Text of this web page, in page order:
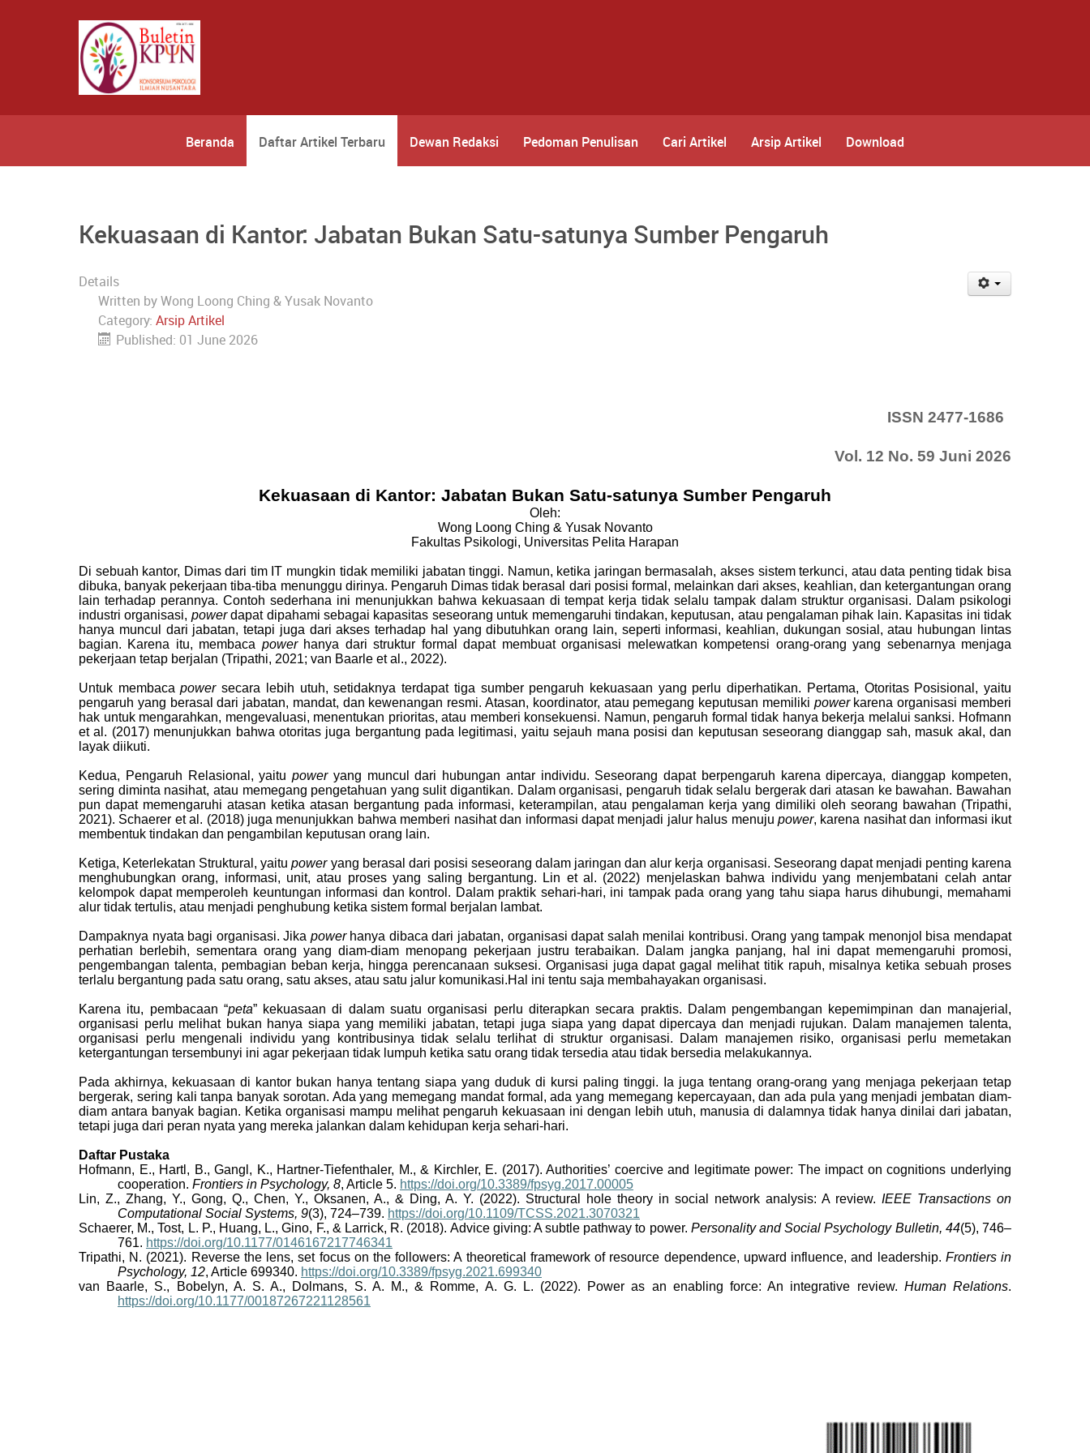
Beranda Daftar Artikel Terbaru Dewan Redaksi Pedoman Penulisan Cari Artikel Arsip Artikel Download
Kekuasaan di Kantor: Jabatan Bukan Satu-satunya Sumber Pengaruh
Details
Written byWong Loong Ching & Yusak Novanto
Category: Arsip Artikel
Published: 01 June 2026
ISSN 2477-1686
Vol. 12 No. 59 Juni 2026
Kekuasaan di Kantor: Jabatan Bukan Satu-satunya Sumber Pengaruh
Oleh:
Wong Loong Ching & Yusak Novanto
Fakultas Psikologi, Universitas Pelita Harapan
Di sebuah kantor, Dimas dari tim IT mungkin tidak memiliki jabatan tinggi. Namun, ketika jaringan bermasalah, akses sistem terkunci, atau data penting tidak bisa
dibuka, banyak pekerjaan tiba-tiba menunggu dirinya. Pengaruh Dimas tidak berasal dari posisi formal, melainkan dari akses, keahlian, dan ketergantungan orang
lain terhadap perannya. Contoh sederhana ini menunjukkan bahwa kekuasaan di tempat kerja tidak selalu tampak dalam struktur organisasi. Dalam psikologi
industri organisasi, powerdapat dipahami sebagai kapasitas seseorang untuk memengaruhi tindakan, keputusan, atau pengalaman pihak lain. Kapasitas ini tidak
hanya muncul dari jabatan, tetapi juga dari akses terhadap hal yang dibutuhkan orang lain, seperti informasi, keahlian, dukungan sosial, atau hubungan lintas
bagian. Karena itu, membaca powerhanya dari struktur formal dapat membuat organisasi melewatkan kompetensi orang-orang yang sebenarnya menjaga
pekerjaan tetap berjalan (Tripathi, 2021; van Baarle et al., 2022).
Untuk membacapowersecara lebih utuh, setidaknya terdapat tiga sumber pengaruh kekuasaan yang perlu diperhatikan. Pertama, Otoritas Posisional, yaitu
pengaruh yang berasal dari jabatan, mandat, dan kewenangan resmi. Atasan, koordinator, atau pemegang keputusan memiliki powerkarena organisasi memberi
hak untuk mengarahkan, mengevaluasi, menentukan prioritas, atau memberi konsekuensi. Namun, pengaruh formal tidak hanya bekerja melalui sanksi. Hofmann
et al. (2017) menunjukkan bahwa otoritas juga bergantung pada legitimasi, yaitu sejauh mana posisi dan keputusan seseorang dianggap sah, masuk akal, dan
layak diikuti.
Kedua, Pengaruh Relasional, yaitupoweryang muncul dari hubungan antar individu. Seseorang dapat berpengaruh karena dipercaya, dianggap kompeten,
sering diminta nasihat, atau memegang pengetahuan yang sulit digantikan. Dalam organisasi, pengaruh tidak selalu bergerak dari atasan ke bawahan. Bawahan
pun dapat memengaruhi atasan ketika atasan bergantung pada informasi, keterampilan, atau pengalaman kerja yang dimiliki oleh seorang bawahan (Tripathi,
2021). Schaerer et al. (2018) juga menunjukkan bahwa memberi nasihat dan informasi dapat menjadi jalur halus menuju power, karena nasihat dan informasi ikut
membentuk tindakan dan pengambilan keputusan orang lain.
Ketiga, Keterlekatan Struktural, yaitupoweryang berasal dari posisi seseorang dalam jaringan dan alur kerja organisasi. Seseorang dapat menjadi penting karena
menghubungkan orang, informasi, unit, atau proses yang saling bergantung. Lin et al. (2022) menjelaskan bahwa individu yang menjembatani celah antar
kelompok dapat memperoleh keuntungan informasi dan kontrol. Dalam praktik sehari-hari, ini tampak pada orang yang tahu siapa harus dihubungi, memahami
alur tidak tertulis, atau menjadi penghubung ketika sistem formal berjalan lambat.
Dampaknya nyata bagi organisasi. Jika powerhanya dibaca dari jabatan, organisasi dapat salah menilai kontribusi. Orang yang tampak menonjol bisa mendapat
perhatian berlebih, sementara orang yang diam-diam menopang pekerjaan justru terabaikan. Dalam jangka panjang, hal ini dapat memengaruhi promosi,
pengembangan talenta, pembagian beban kerja, hingga perencanaan suksesi. Organisasi juga dapat gagal melihat titik rapuh, misalnya ketika sebuah proses
terlalu bergantung pada satu orang, satu akses, atau satu jalur komunikasi.Hal ini tentu saja membahayakan organisasi.
Karena itu, pembacaan “peta” kekuasaan di dalam suatu organisasi perlu diterapkan secara praktis. Dalam pengembangan kepemimpinan dan manajerial,
organisasi perlu melihat bukan hanya siapa yang memiliki jabatan, tetapi juga siapa yang dapat dipercaya dan menjadi rujukan. Dalam manajemen talenta,
organisasi perlu mengenali individu yang kontribusinya tidak selalu terlihat di struktur organisasi. Dalam manajemen risiko, organisasi perlu memetakan
ketergantungan tersembunyi ini agar pekerjaan tidak lumpuh ketika satu orang tidak tersedia atau tidak bersedia melakukannya.
Pada akhirnya, kekuasaan di kantor bukan hanya tentang siapa yang duduk di kursi paling tinggi. Ia juga tentang orang-orang yang menjaga pekerjaan tetap
bergerak, sering kali tanpa banyak sorotan. Ada yang memegang mandat formal, ada yang memegang kepercayaan, dan ada pula yang menjadi jembatan diam-
diam antara banyak bagian. Ketika organisasi mampu melihat pengaruh kekuasaan ini dengan lebih utuh, manusia di dalamnya tidak hanya dinilai dari jabatan,
tetapi juga dari peran nyata yang mereka jalankan dalam kehidupan kerja sehari-hari.
Daftar Pustaka
Hofmann, E., Hartl, B., Gangl, K., Hartner-Tiefenthaler, M., & Kirchler, E. (2017). Authorities’ coercive and legitimate power: The impact on cognitions underlying
cooperation. Frontiers in Psychology, 8, Article 5. https://doi.org/10.3389/fpsyg.2017.00005
Lin, Z., Zhang, Y., Gong, Q., Chen, Y., Oksanen, A., & Ding, A. Y. (2022). Structural hole theory in social network analysis: A review. IEEE Transactions on
Computational Social Systems, 9(3), 724–739. https://doi.org/10.1109/TCSS.2021.3070321
Schaerer, M., Tost, L. P., Huang, L., Gino, F., & Larrick, R. (2018). Advice giving: A subtle pathway to power. Personality and Social Psychology Bulletin, 44(5), 746–
761. https://doi.org/10.1177/0146167217746341
Tripathi, N. (2021). Reverse the lens, set focus on the followers: A theoretical framework of resource dependence, upward influence, and leadership. Frontiers in
Psychology, 12, Article 699340. https://doi.org/10.3389/fpsyg.2021.699340
van Baarle, S., Bobelyn, A. S. A., Dolmans, S. A. M., & Romme, A. G. L. (2022). Power as an enabling force: An integrative review. Human Relations.
https://doi.org/10.1177/00187267221128561